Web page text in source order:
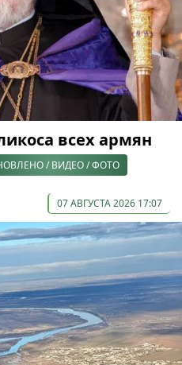
всех армян
/ ВИДЕО / ФОТО
07 АВГУСТА 2026 17:07